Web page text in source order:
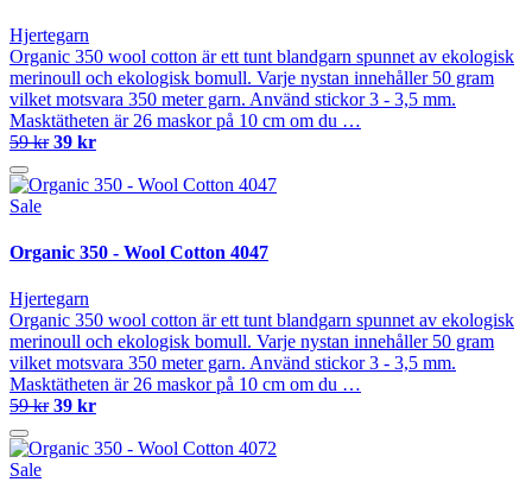
Hjertegarn
Organic 350 wool cotton är ett tunt blandgarn spunnet av ekologisk
merinoull och ekologisk bomull. Varje nystan innehåller 50 gram
vilket motsvara 350 meter garn. Använd stickor 3 - 3,5 mm.
Masktätheten är 26 maskor på 10 cm om du …
59 kr 39 kr
Sale
Organic 350 - Wool Cotton 4047
Hjertegarn
Organic 350 wool cotton är ett tunt blandgarn spunnet av ekologisk
merinoull och ekologisk bomull. Varje nystan innehåller 50 gram
vilket motsvara 350 meter garn. Använd stickor 3 - 3,5 mm.
Masktätheten är 26 maskor på 10 cm om du …
59 kr 39 kr
Sale